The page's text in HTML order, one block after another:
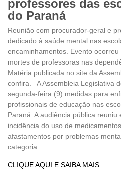
professores das
do Paraná
Reunião com procurador-geral e
dedicado à saúde mental nas
encaminhamentos. Evento
mortes de professoras nas
Matéria publicada no site da
confira. A Assembleia Legislativa
segunda-feira (9) medidas para
profissionais de educação nas
Paraná. A audiência pública
incidência do uso de
afastamentos por problemas
categoria.
CLIQUE AQUI E SAIBA MAIS